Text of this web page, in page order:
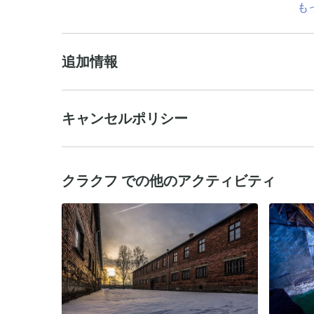
も
追加情報
キャンセルポリシー
クラクフ での他のアクティビティ